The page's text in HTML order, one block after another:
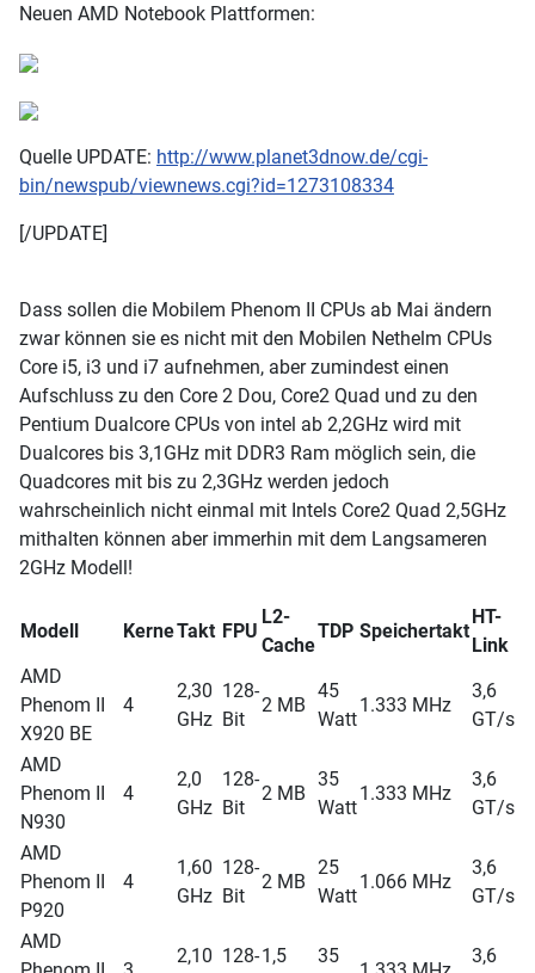
Neuen AMD Notebook Plattformen:
Quelle UPDATE: http://www.planet3dnow.de/cgi-
bin/newspub/viewnews.cgi?id=1273108334
[/UPDATE]
Dass sollen die Mobilem Phenom II CPUs ab Mai ändern
zwar können sie es nicht mit den Mobilen Nethelm CPUs
Core i5, i3 und i7 aufnehmen, aber zumindest einen
Aufschluss zu den Core 2 Dou, Core2 Quad und zu den
Pentium Dualcore CPUs von intel ab 2,2GHz wird mit
Dualcores bis 3,1GHz mit DDR3 Ram möglich sein, die
Quadcores mit bis zu 2,3GHz werden jedoch
wahrscheinlich nicht einmal mit Intels Core2 Quad 2,5GHz
mithalten können aber immerhin mit dem Langsameren
2GHz Modell!
Modell KerneTakt FPU
L2-
Cache
TDP Speichertakt
HT-
Link
AMD
Phenom II
X920 BE
4
2,30
GHz
128-
Bit
2 MB
45
Watt
1.333 MHz
3,6
GT/s
AMD
Phenom II
N930
4
2,0
GHz
128-
Bit
2 MB
35
Watt
1.333 MHz
3,6
GT/s
AMD
Phenom II
P920
4
1,60
GHz
128-
Bit
2 MB
25
Watt
1.066 MHz
3,6
GT/s
AMD
2,10 128-1,5
35
3,6